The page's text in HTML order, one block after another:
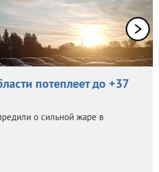
потеплеет до +37
о сильной жаре в